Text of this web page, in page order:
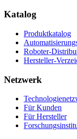
Katalog
Produktkatalog
Roboter-
Hersteller-
Netzwerk
Für Kunden
Für Hersteller